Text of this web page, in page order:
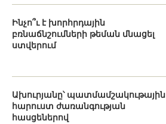
Ինչո՞ւ է խորհրդային
բռնաճնշումների թեման մնացել
ստվերում
Ախուրյանը՝ պատմամշակութային
հարուստ ժառանգության
հասցեներով